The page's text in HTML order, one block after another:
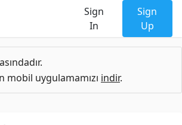
Sign
In
Sign
Up
mobil uygulamamızı indir.